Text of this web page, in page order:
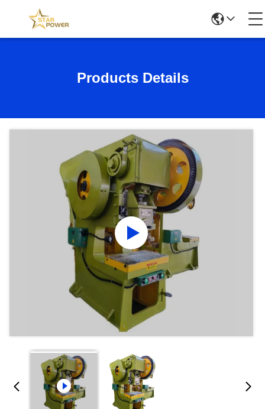
Products Details